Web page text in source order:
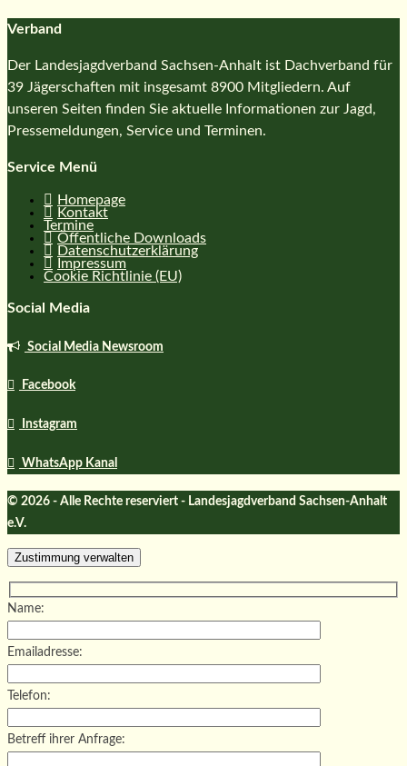
Verband
Der Landesjagdverband Sachsen-Anhalt ist Dachverband für
39 Jägerschaften mit insgesamt 8900 Mitgliedern. Auf
unseren Seiten finden Sie aktuelle Informationen zur Jagd,
Pressemeldungen, Service und Terminen.
Service Menü
Homepage
Kontakt
Termine
Öffentliche Downloads
Datenschutzerklärung
Impressum
Cookie Richtlinie (EU)
Social Media
Social Media Newsroom
Facebook
Instagram
WhatsApp Kanal
© 2026 - Alle Rechte reserviert - Landesjagdverband Sachsen-Anhalt
e.V.
Zustimmung verwalten
Name:
Emailadresse:
Telefon:
Betreff ihrer Anfrage: